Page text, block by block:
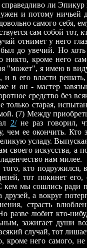
ли Эпикур
и потому ничьей
самого себя,
сам собой тот,
отнимет у него
до увечий. Но
никто, кроме него
"может", я имею в
и в его власти
и он - мастер
средство без
старая,
(7) Между
2/не раз говорил,
чем ее окончить.
усладу.
своего искусства, а
нам милее.
кто подружился,
тот покинет
кем мы сошлись ради
друзей, а вокруг
страсть
разве любит кто-
зажигает души
случай, тот
него самого, не